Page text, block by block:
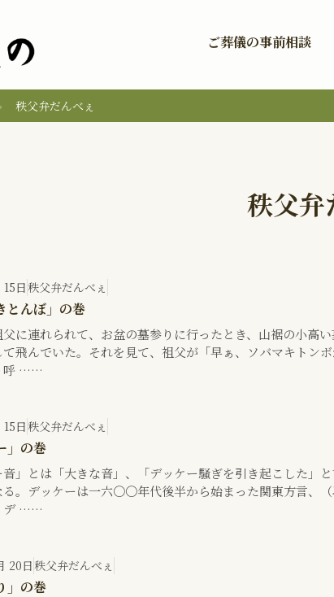
ご葬儀の事前相談
秩父弁だんべぇ
秩父弁
日 秩父弁だんべぇ
とんぼ」の巻
に連れられて、お盆の墓参りに行ったとき、山裾の小高
飛んでいた。それを見て、祖父が「早ぁ、ソバマキトン
呼 ……
日 秩父弁だんべぇ
」の巻
音」とは「大きな音」、「デッケー騒ぎを引き起こした」
。デッケーは一六〇〇年代後半から始まった関東方言、
デ ……
20日 秩父弁だんべぇ
」の巻